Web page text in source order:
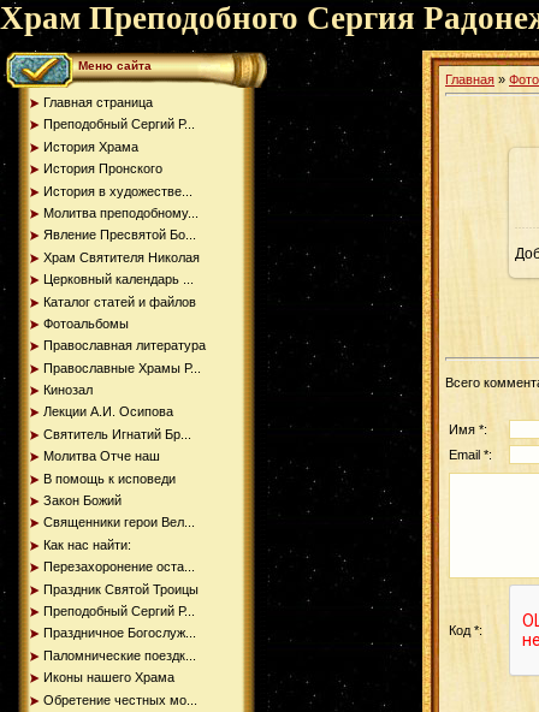
Храм Преподобного Сергия
Меню сайта
Главная страница
Преподобный Сергий Р...
История Храма
История Пронского
История в художестве...
Молитва преподобному...
Явление Пресвятой Бо...
Храм Святителя Николая
Церковный календарь ...
Каталог статей и файлов
Фотоальбомы
Православная литература
Православные Храмы Р...
Кинозал
Лекции А.И. Осипова
Святитель Игнатий Бр...
Молитва Отче наш
В помощь к исповеди
Закон Божий
Священники герои Вел...
Как нас найти:
Перезахоронение оста...
Праздник Святой Троицы
Преподобный Сергий Р...
Праздничное Богослуж...
Паломнические поездк...
Иконы нашего Храма
Обретение честных мо...
Главная »
Всего
Имя *:
Email *:
Код *: